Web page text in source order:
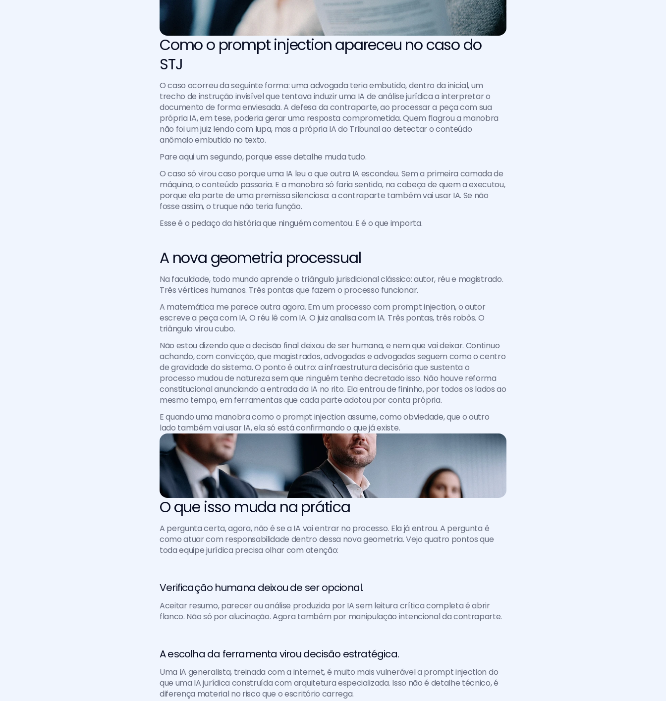
Como o prompt injection apareceu no caso do
STJ
O caso ocorreu da seguinte forma: uma advogada teria embutido, dentro da inicial, um
trecho de instrução invisível que tentava induzir uma IA de análise jurídica a interpretar o
documento de forma enviesada. A defesa da contraparte, ao processar a peça com sua
própria IA, em tese, poderia gerar uma resposta comprometida. Quem flagrou a manobra
não foi um juiz lendo com lupa, mas a própria IA do Tribunal ao detectar o conteúdo
anômalo embutido no texto.
Pare aqui um segundo, porque esse detalhe muda tudo.
O caso só virou caso porque uma IA leu o que outra IA escondeu. Sem a primeira camada de
máquina, o conteúdo passaria. E a manobra só faria sentido, na cabeça de quem a executou,
porque ela parte de uma premissa silenciosa: a contraparte também vai usar IA. Se não
fosse assim, o truque não teria função.
Esse é o pedaço da história que ninguém comentou. E é o que importa.
A nova geometria processual
Na faculdade, todo mundo aprende o triângulo jurisdicional clássico: autor, réu e magistrado.
Três vértices humanos. Três pontas que fazem o processo funcionar.
A matemática me parece outra agora. Em um processo com prompt injection, o autor
escreve a peça com IA. O réu lê com IA. O juiz analisa com IA. Três pontas, três robôs. O
triângulo virou cubo.
Não estou dizendo que a decisão final deixou de ser humana, e nem que vai deixar. Continuo
achando, com convicção, que magistrados, advogadas e advogados seguem como o centro
de gravidade do sistema. O ponto é outro: a infraestrutura decisória que sustenta o
processo mudou de natureza sem que ninguém tenha decretado isso. Não houve reforma
constitucional anunciando a entrada da IA no rito. Ela entrou de fininho, por todos os lados ao
mesmo tempo, em ferramentas que cada parte adotou por conta própria.
E quando uma manobra como o prompt injection assume, como obviedade, que o outro
lado também vai usar IA, ela só está confirmando o que já existe.
O que isso muda na prática
A pergunta certa, agora, não é se a IA vai entrar no processo. Ela já entrou. A pergunta é
como atuar com responsabilidade dentro dessa nova geometria. Vejo quatro pontos que
toda equipe jurídica precisa olhar com atenção:
Verificação humana deixou de ser opcional.
Aceitar resumo, parecer ou análise produzida por IA sem leitura crítica completa é abrir
flanco. Não só por alucinação. Agora também por manipulação intencional da contraparte.
A escolha da ferramenta virou decisão estratégica.
Uma IA generalista, treinada com a internet, é muito mais vulnerável a prompt injection do
que uma IA jurídica construída com arquitetura especializada. Isso não é detalhe técnico, é
diferença material no risco que o escritório carrega.